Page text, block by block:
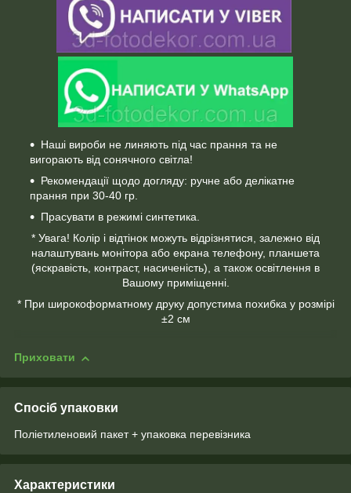
Наші вироби не линяють під час прання та не
вигорають від сонячного світла!
Рекомендації щодо догляду: ручне або делікатне
прання при 30-40 гр.
Прасувати в режимі синтетика.
* Увага! Колір і відтінок можуть відрізнятися, залежно від
налаштувань монітора або екрана телефону, планшета
(яскравість, контраст, насиченість), а також освітлення в
Вашому приміщенні.
* При широкоформатному друку допустима похибка у розмірі
±2 см
Приховати
Спосіб упаковки
Поліетиленовий пакет + упаковка перевізника
Характеристики